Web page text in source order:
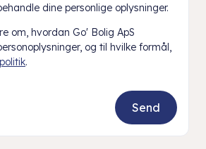
dine personlige oplysninger.
om, hvordan Go' Bolig ApS
og til hvilke formål,
.